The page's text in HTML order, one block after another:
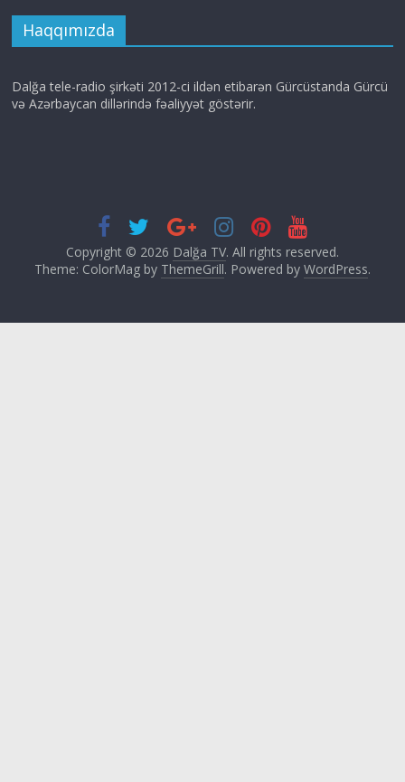
Haqqımızda
Dalğa tele-radio şirkəti 2012-ci ildən etibarən Gürcüstanda Gürcü
və Azərbaycan dillərində fəaliyyət göstərir.
Copyright © 2026 Dalğa TV. All rights reserved.
Theme: ColorMag by ThemeGrill. Powered by WordPress.